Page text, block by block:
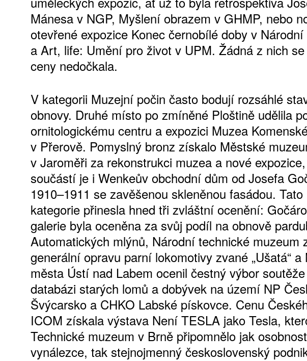
Mánesa v NGP, Myšlení obrazem v GHMP, nebo
otevřené expozice Konec černobílé doby v Národní
a Art, life: Umění pro život v UPM. Žádná z nich
ceny nedočkala.
V kategorii Muzejní počin často bodují rozsáhlé
obnovy. Druhé místo po zmíněné Ploštině udělila
ornitologickému centru a expozici Muzea
v Přerově. Pomyslný bronz získalo Městské
v Jaroměři za rekonstrukci muzea a nové
součástí je i Wenkeův obchodní dům od Josefa
1910–1911 se zavěšenou skleněnou fasádou. Tato
kategorie přinesla hned tři zvláštní ocenění:
galerie byla oceněna za svůj podíl na obnově
Automatických mlýnů, Národní technické muzeum
generální opravu parní lokomotivy zvané „Ušatá“ a
města Ústí nad Labem ocenil čestný výbor
databázi starých lomů a dobývek na území NP
Švýcarsko a CHKO Labské pískovce. Cenu
ICOM získala výstava Není TESLA jako Tesla,
Technické muzeum v Brně připomnělo jak osobnost
vynálezce, tak stejnojmenný československý
10 TIŠTĚNÝCH ČÍSEL
365 DNÍ ONLINE VERZE
ČLENSKÁ KARTA ARTCARD
PŘEDPLATNÉ